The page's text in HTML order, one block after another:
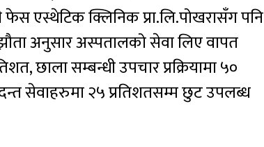
फेस एस्थेटिक क्लिनिक प्रा.लि.पोखरासँग पनि
अनुसार अस्पतालको सेवा लिए वापत
छाला सम्बन्धी उपचार प्रक्रियामा ५०
सेवाहरुमा २५ प्रतिशतसम्म छुट उपलब्ध